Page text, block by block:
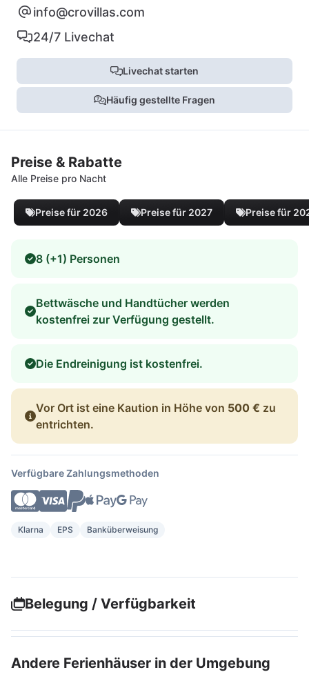
info@crovillas.com
24/7 Livechat
Livechat starten
Häufig gestellte Fragen
Preise & Rabatte
Alle Preise pro Nacht
Preise für 2026 Preise für 2027 Preise für
8 (+1) Personen
Bettwäsche und Handtücher werden
kostenfrei zur Verfügung gestellt.
Die Endreinigung ist kostenfrei.
Vor Ort ist eine Kaution in Höhe von 500 € zu
entrichten.
Verfügbare Zahlungsmethoden
Klarna EPS Banküberweisung
Belegung / Verfügbarkeit
Andere Ferienhäuser in der Umgebung